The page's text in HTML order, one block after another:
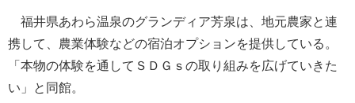
福井県あわら温泉のグランディア芳泉は、地元農家と連
携して、農業体験などの宿泊オプションを提供している。
「本物の体験を通してＳＤＧｓの取り組みを広げていきた
い」と同館。